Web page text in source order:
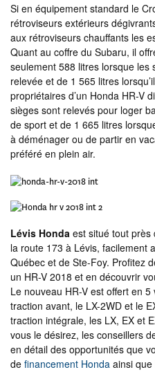
Si en équipement standard le
rétroviseurs extérieurs
aux rétroviseurs chauffants les
Quant au coffre du Subaru, il
seulement 588 litres lorsque les
relevée et de 1 565 litres
propriétaires d’un Honda HR-V
sièges sont relevés pour loger
de sport et de 1 665 litres
à déménager ou de partir en
préféré en plein air.
Lévis Honda est situé tout près
la route 173 à Lévis, facilement
Québec et de Ste-Foy. Profitez
un HR-V 2018 et en découvrir
Le nouveau HR-V est offert en
traction avant, le LX-2WD et le
traction intégrale, les LX, EX et
vous le désirez, les conseillers
en détail des opportunités que
de financement Honda ainsi que